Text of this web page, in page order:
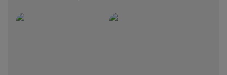
Rapport intégré 2025 – 2026— données structurées (JSON)
Présentation institutionnelle 2026